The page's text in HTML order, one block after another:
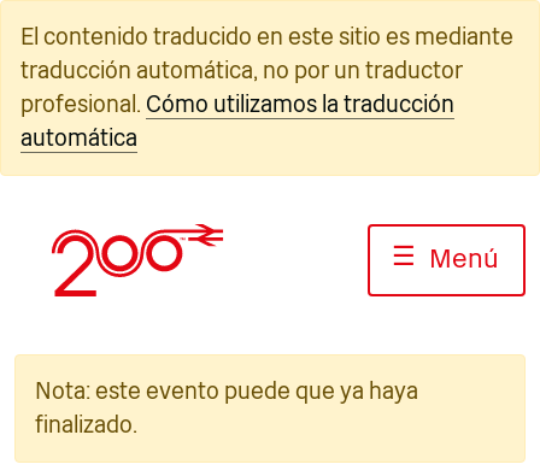
contenido
El contenido traducido en este sitio es mediante
traducción automática, no por un traductor
profesional. Cómo utilizamos la traducción
automática
☰ Menú
Nota: este evento puede que ya haya
finalizado.